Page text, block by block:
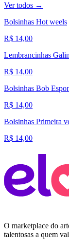
Ver todos →
Bolsinhas Hot weels
R$ 14,00
Lembrancinhas
R$ 14,00
Bolsinhas Bob
R$ 14,00
Bolsinhas Primeira
R$ 14,00
O marketplace do
talentosas a quem